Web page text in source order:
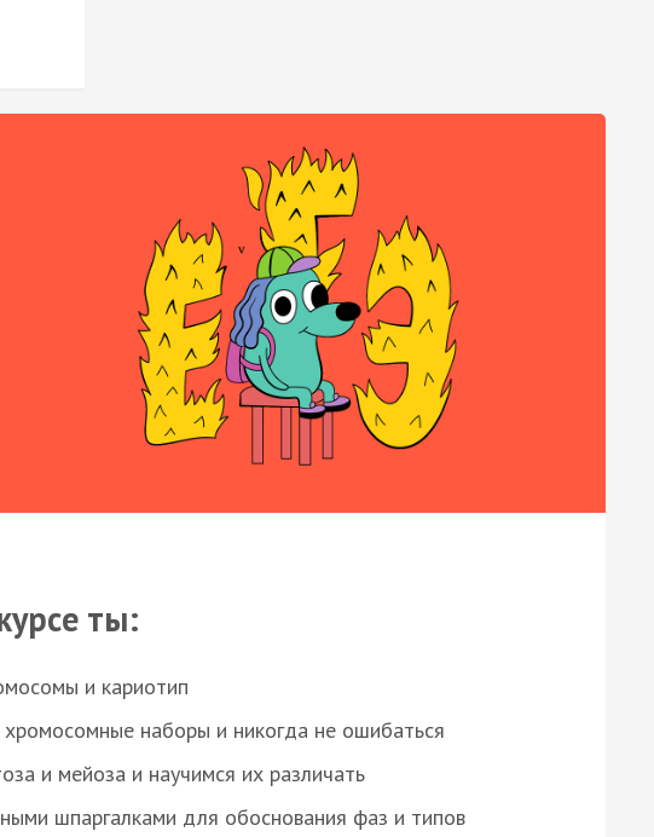
ты:
и кариотип
хромосомные наборы и никогда не ошибаться
и мейоза и научимся их различать
шпаргалками для обоснования фаз и типов